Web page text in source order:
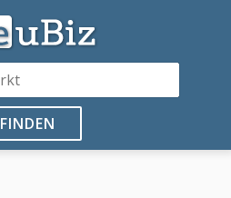
FINDEN